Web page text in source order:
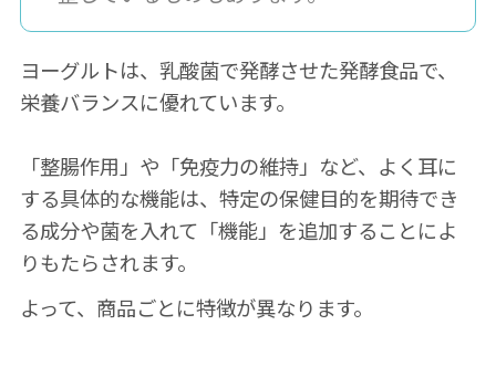
ヨーグルトには5大栄養素が入ってい
ヨーグルトは「体をつくる」！
3. ヨーグルトにはどんな種類があ
るの？
ヨーグルトは、乳酸菌で発酵させた発酵食品で、
栄養バランスに優れています。
「整腸作用」や「免疫力の維持」など、よく耳に
する具体的な機能は、特定の保健目的を期待でき
る成分や菌を入れて「機能」を追加することによ
りもたらされます。
よって、商品ごとに特徴が異なります。